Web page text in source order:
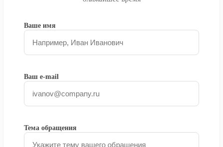
Ваше имя
Ваш e-mail
Тема обращения